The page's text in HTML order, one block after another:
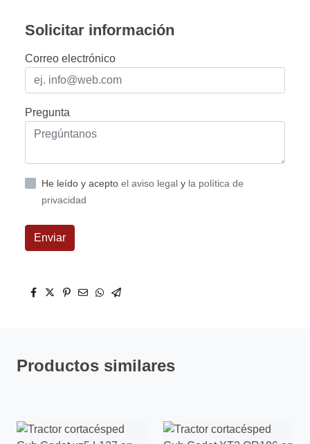
Solicitar información
Correo electrónico
Pregunta
He leído y acepto el aviso legal y la política de
privacidad
Enviar
Productos similares